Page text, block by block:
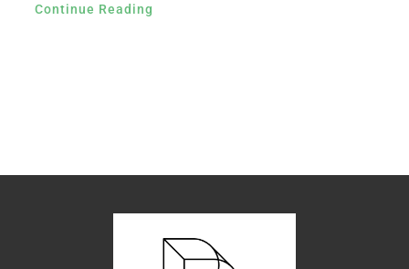
Continue Reading